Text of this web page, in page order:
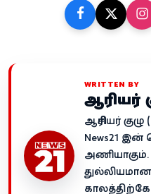
WRITTEN BY
ஆசிரியர்
ஆசிரியர்
News21
அணியாகும்.